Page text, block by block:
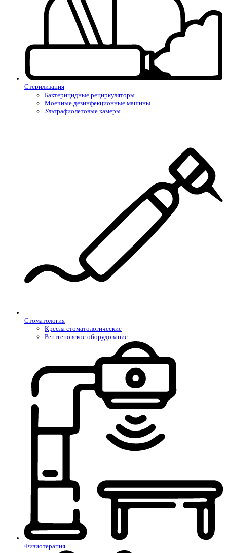
Стерилизация
Бактерицидные рециркуляторы
Моечные дезинфекционные машины
Ультрафиолетовые камеры
Стоматология
Кресла стоматологические
Рентгеновское оборудование
Физиотерапия